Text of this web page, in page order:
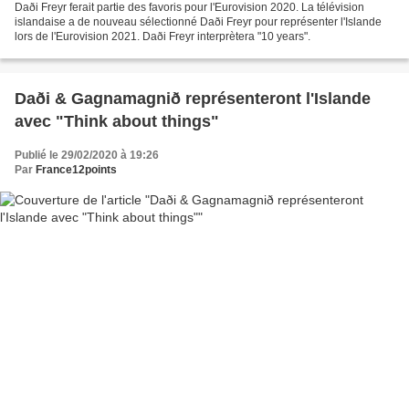
Daði Freyr ferait partie des favoris pour l'Eurovision 2020. La télévision
islandaise a de nouveau sélectionné Daði Freyr pour représenter l'Islande
lors de l'Eurovision 2021. Daði Freyr interprètera "10 years".
Daði & Gagnamagnið représenteront l'Islande
avec "Think about things"
Publié le 29/02/2020 à 19:26
Par France12points